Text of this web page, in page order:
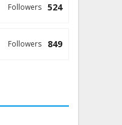
524
Followers
849
Followers